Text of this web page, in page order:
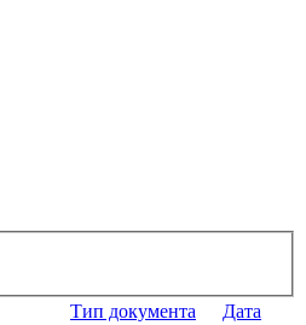
Тип документа
Дата